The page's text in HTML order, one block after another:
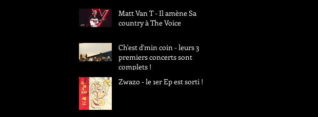
Matt Van T - Il amène Sa
country à The Voice
Ch'est d'min coin - leurs 3
premiers concerts sont
complets !
Zwazo - le 1er Ep est sorti !